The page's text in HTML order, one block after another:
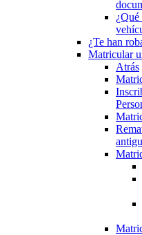
¿Te han
Matricular
Atrás